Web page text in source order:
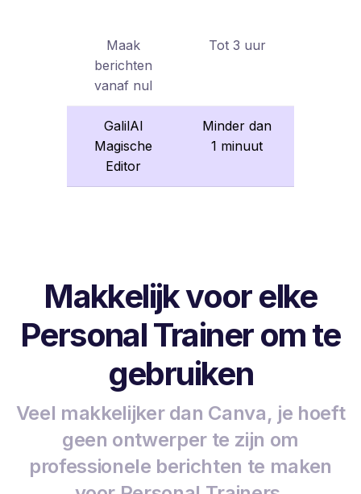
Maak
berichten
vanaf nul
Tot 3 uur
GalilAI
Magische
Editor
Minder dan
1 minuut
Makkelijk voor elke
Personal Trainer om te
gebruiken
Veel makkelijker dan Canva, je hoeft
geen ontwerper te zijn om
professionele berichten te maken